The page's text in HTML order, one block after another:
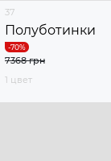
37
Полуботинки
7368 грн
1 цвет